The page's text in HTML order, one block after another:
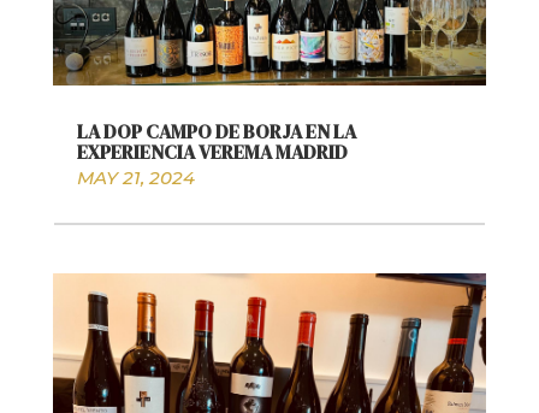
LA DOP CAMPO DE BORJA EN LA
EXPERIENCIA VEREMA MADRID
MAY 21, 2024